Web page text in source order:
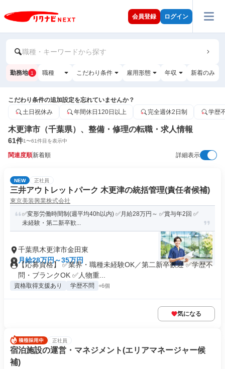
会員登録 ログイン
職種・キーワードから探す
勤務地 1 職種 こだわり条件 雇用形態 年収 新着のみ
こだわり条件の追加設定を忘れていませんか？
土日祝休み
年間休日120日以上 完全週休2日制 学歴
木更津市（千葉県）、整備・修理の転職・求人情報
61件1〜61件目を表示中
関連度順新着順 詳細表示
NEW 正社員
三井アウトレットパーク 木更津の統括管理(責任者候補)
東京美装興業株式会社
✅変形労働時間制(週平均40h以内) ✅月給28万円～ ✅賞与年2回 ✅
未経験・第二新卒歓...
千葉県木更津市金田東
月給28万円～35万円
【応募資格】 ✅業界・職種未経験OK／第二新卒歓迎 ✅学歴不
問・ブランクOK ✅人物重...
資格取得支援あり 学歴不問 +6個
気になる
正社員
宿泊施設の運営・マネジメント(エリアマネージャー候
補)